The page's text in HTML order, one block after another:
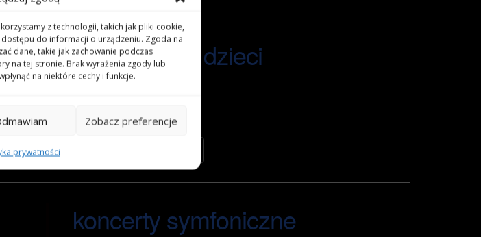
z technologii, takich jak pliki cookie,
do informacji o urządzeniu. Zgoda na
dane, takie jak zachowanie podczas
na tej stronie. Brak wyrażenia zgody lub
na niektóre cechy i funkcje.
Zobacz preferencje
prywatności
koncerty dla dzieci
koncerty symfoniczne